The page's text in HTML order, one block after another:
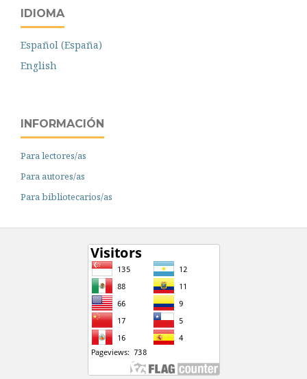
IDIOMA
Español (España)
English
INFORMACIÓN
Para lectores/as
Para autores/as
Para bibliotecarios/as